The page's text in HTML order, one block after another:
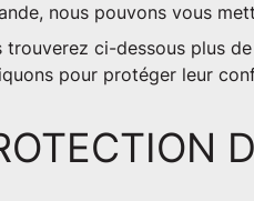
nous pouvons vous
trouverez ci-dessous plus
pour protéger leur